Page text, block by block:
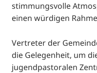
stimmungsvolle
einen würdigen
Vertreter der
die Gelegenheit, um
jugendpastoralen